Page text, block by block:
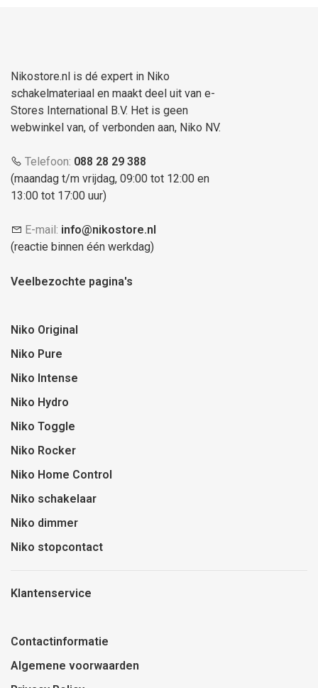
Nikostore.nl is dé expert in Niko
schakelmateriaal en maakt deel uit van e-
Stores International B.V. Het is geen
webwinkel van, of verbonden aan, Niko NV.
Telefoon: 088 28 29 388
(maandag t/m vrijdag, 09:00 tot 12:00 en
13:00 tot 17:00 uur)
E-mail: info@nikostore.nl
(reactie binnen één werkdag)
Veelbezochte pagina's
Niko Original
Niko Pure
Niko Intense
Niko Hydro
Niko Toggle
Niko Rocker
Niko Home Control
Niko schakelaar
Niko dimmer
Niko stopcontact
Klantenservice
Contactinformatie
Algemene voorwaarden